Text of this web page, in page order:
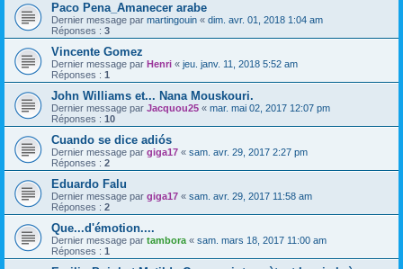
Paco Pena_Amanecer arabe
Dernier message par martingouin « dim. avr. 01, 2018 1:04 am
Réponses : 3
Vincente Gomez
Dernier message par Henri « jeu. janv. 11, 2018 5:52 am
Réponses : 1
John Williams et... Nana Mouskouri.
Dernier message par Jacquou25 « mar. mai 02, 2017 12:07 pm
Réponses : 10
Cuando se dice adiós
Dernier message par giga17 « sam. avr. 29, 2017 2:27 pm
Réponses : 2
Eduardo Falu
Dernier message par giga17 « sam. avr. 29, 2017 11:58 am
Réponses : 2
Que...d'émotion....
Dernier message par tambora « sam. mars 18, 2017 11:00 am
Réponses : 1